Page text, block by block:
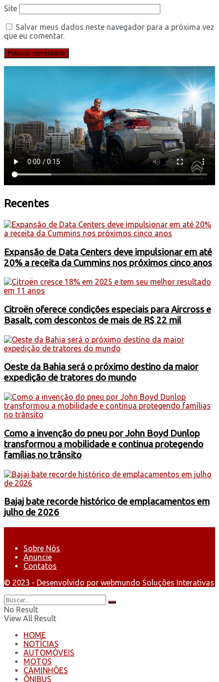
Site
Salvar meus dados neste navegador para a próxima vez
que eu comentar.
Recentes
Expansão de Data Centers deve impulsionar em até
20% a receita da Cummins nos próximos cinco anos
Citroën oferece condições especiais para Aircross e
Basalt, com descontos de mais de R$ 22 mil
Oeste da Bahia será o próximo destino da maior
expedição de tratores do mundo
Como a invenção do pneu por John Boyd Dunlop
transformou a mobilidade e continua protegendo
famílias no trânsito
Bajaj bate recorde histórico de emplacamentos em
julho de 2026
Sobre Nós
Anuncie
Contatos
© 2023 - Desenvolvido por webmundo Soluções Interativas
No Result
View All Result
HOME
NOTÍCIAS
AUTOMÓVEIS
MOTOS
CAMINHÕES
ÔNIBUS